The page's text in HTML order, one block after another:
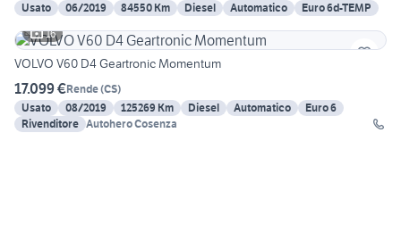
Usato
06/2019 84550 Km Diesel Automatico
Euro 6d-TEMP
16
VOLVO V60 D4 Geartronic Momentum
17.099 €Rende(CS)
Usato
08/2019 125269 Km Diesel Automatico
Euro 6
Rivenditore Autohero Cosenza